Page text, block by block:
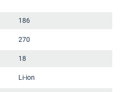
186
270
18
Li-ion